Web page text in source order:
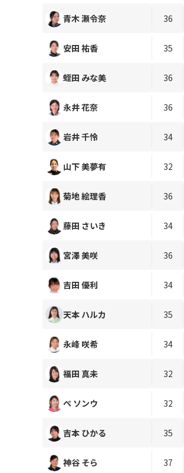
青木 瀬令奈 36
安田 祐香 35
蛭田 みな美 36
永井 花奈 36
岩井 千怜 34
山下 美夢有 32
菊地 絵理香 36
藤田 さいき 34
宮澤 美咲 36
吉田 優利 34
天本 ハルカ 35
永峰 咲希 34
福田 真未 32
ペ ソンウ 32
吉本 ひかる 35
神谷 そら 37